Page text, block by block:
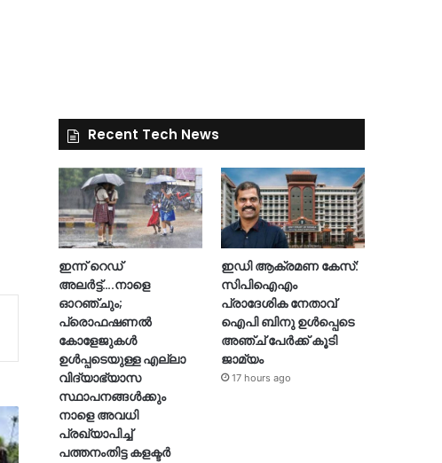
Recent Tech News
ഇന്ന് റെഡ്
അലർട്ട്….നാളെ
ഓറഞ്ചും;
പ്രൊഫഷണൽ
കോളേജുകൾ
ഉൾപ്പടെയുള്ള എല്ലാ
വിദ്യാഭ്യാസ
സ്ഥാപനങ്ങൾക്കും
നാളെ അവധി
പ്രഖ്യാപിച്ച്
പത്തനംതിട്ട കളക്ടർ
ഇഡി ആക്രമണ കേസ്:
സിപിഐഎം
പ്രാദേശിക നേതാവ്
ഐപി ബിനു ഉൾപ്പെടെ
അഞ്ച് പേർക്ക് കൂടി
ജാമ്യം
17 hours ago